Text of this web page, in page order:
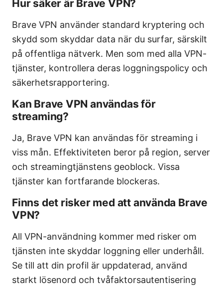
Hur säker är Brave VPN?
Brave VPN använder standard kryptering och
skydd som skyddar data när du surfar, särskilt
på offentliga nätverk. Men som med alla VPN-
tjänster, kontrollera deras loggningspolicy och
säkerhetsrapportering.
Kan Brave VPN användas för
streaming?
Ja, Brave VPN kan användas för streaming i
viss mån. Effektiviteten beror på region, server
och streamingtjänstens geoblock. Vissa
tjänster kan fortfarande blockeras.
Finns det risker med att använda Brave
VPN?
All VPN-användning kommer med risker om
tjänsten inte skyddar loggning eller underhåll.
Se till att din profil är uppdaterad, använd
starkt lösenord och tvåfaktorsautentisering